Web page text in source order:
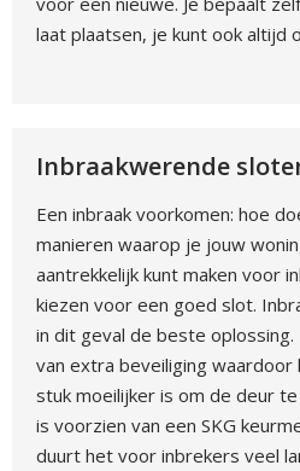
laat plaatsen, je kunt ook altijd
Inbraakwerende
Een inbraak voorkomen: hoe
manieren waarop je jouw
aantrekkelijk kunt maken voor
kiezen voor een goed slot.
in dit geval de beste
van extra beveiliging
stuk moeilijker is om de deur
is voorzien van een SKG
duurt het voor inbrekers veel